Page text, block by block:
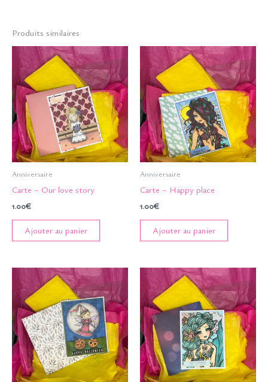
Produits similaires
Anniversaire
Carte – Our love story
1.00€
Ajouter au panier
Anniversaire
Carte – Happy place
1.00€
Ajouter au panier